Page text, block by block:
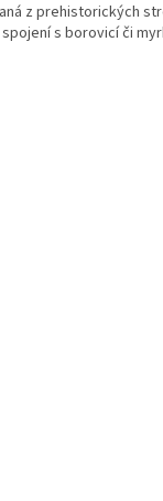
z prehistorických
s borovicí či